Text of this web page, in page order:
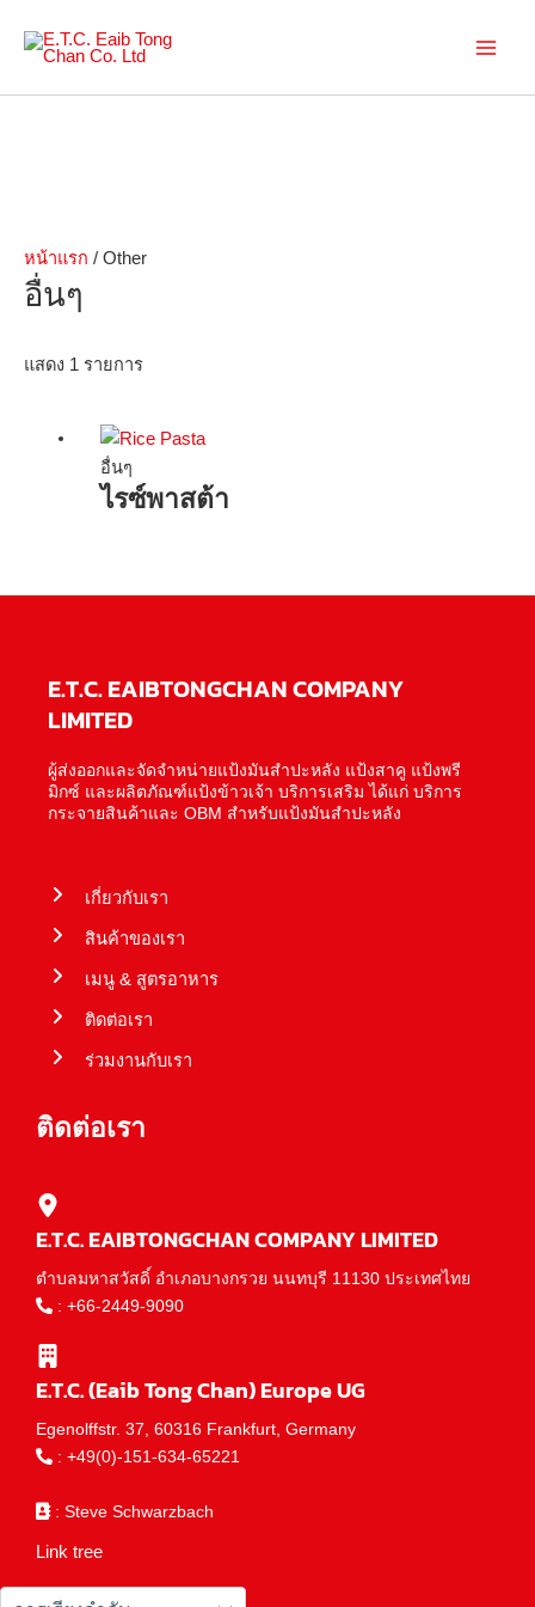
หน้าแรก / Other
อื่นๆ
แสดง 1 รายการ
อื่นๆ
ไรซ์พาสต้า
E.T.C. EAIBTONGCHAN COMPANY
LIMITED
ผู้ส่งออกและจัดจำหน่ายแป้งมันสำปะหลัง แป้งสาคู แป้งพรี
มิกซ์ และผลิตภัณฑ์แป้งข้าวเจ้า บริการเสริม ได้แก่ บริการ
กระจายสินค้าและ OBM สำหรับแป้งมันสำปะหลัง
เกี่ยวกับเรา
สินค้าของเรา
เมนู & สูตรอาหาร
ติดต่อเรา
ร่วมงานกับเรา
ติดต่อเรา
E.T.C. EAIBTONGCHAN COMPANY LIMITED
ตำบลมหาสวัสดิ์ อำเภอบางกรวย นนทบุรี 11130 ประเทศไทย
: +66-2449-9090
E.T.C. (Eaib Tong Chan) Europe UG
Egenolffstr. 37, 60316 Frankfurt, Germany
: +49(0)-151-634-65221
: Steve Schwarzbach
Link tree